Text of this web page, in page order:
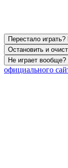
Перестало
Остановить и
Не играет
официального